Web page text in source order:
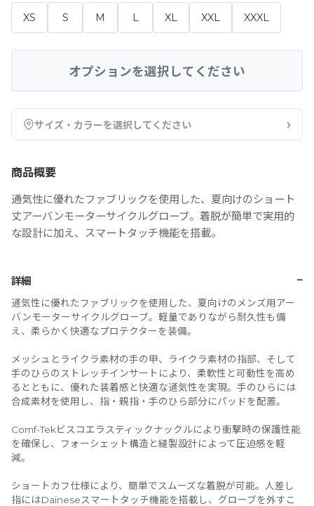
XS S M L XL XXL XXXL
オプションを選択してください
サイズ・カラーを選択してください ›
商品概要
通気性に優れたファブリックを使用した、夏向けのショート
丈アーバンモーターサイクルグローブ。着脱が簡単で実用的
な設計に加え、スマートタッチ機能を搭載。
詳細 −
通気性に優れたファブリックを使用した、夏向けのメンズ用アー
バンモーターサイクルグローブ。軽量でありながら耐久性も備
え、柔らかく快適なプロテクターを装備。
メッシュとライクラ素材の手の甲、ライクラ素材の指部、そして
手のひらのストレッチインサートにより、柔軟性と可動性を高め
るとともに、優れた装着感と快適な通気性を実現。手のひらには
合成素材を使用し、指・親指・手のひら部分にパッドを配置。
Comf-Tekビスコエラスティックナックルにより衝撃時の保護性能
を確保し、フォーシェット構造と縫製設計によって圧迫感を軽
減。
ショートカフ仕様により、簡単でスムーズな着脱が可能。人差し
指にはDaineseスマートタッチ機能を搭載し、グローブを外すこ